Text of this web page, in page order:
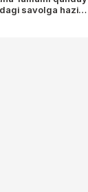
savolga hazil